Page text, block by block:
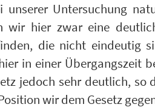
unserer Untersuchung
wir hier zwar eine
die nicht eindeutig
in einer Übergangszeit
jedoch sehr deutlich,
wir dem Gesetz